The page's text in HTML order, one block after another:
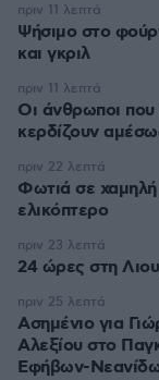
Ψήσιμο στο
και γκριλ
πριν 11 λεπτά
Οι άνθρωποι που
κερδίζουν
πριν 11 λεπτά
Φωτιά σε
ελικόπτερο
πριν 22 λεπτά
24 ώρες στη
πριν 23 λεπτά
Ασημένιο για
Αλεξίου στο
Εφήβων-
πριν 25 λεπτά